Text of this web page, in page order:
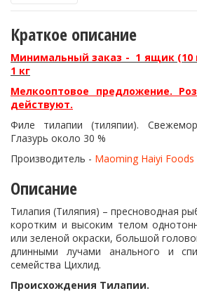
Краткое описание
Минимальный заказ - 1 ящик (10
1 кг
Мелкооптовое предложение.
действуют.
Филе тилапии (тиляпии).
Глазурь около 30 %
Производитель - Maoming Haiyi Foods
Описание
Тилапия (Тиляпия) – пресноводная
коротким и высоким телом
или зеленой окраски, большой
длинными лучами анального и
семейства Цихлид.
Происхождения Тилапии.